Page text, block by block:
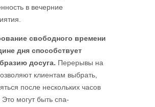
в вечерние
свободного времени
дня способствует
досуга. Перерывы на
клиентам выбрать,
после нескольких часов
могут быть спа-